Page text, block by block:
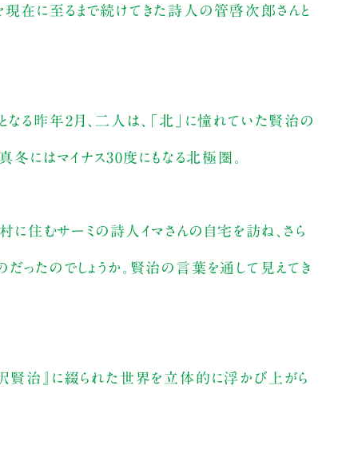
在に至るまで続けてきた詩人の管啓次郎さんと
る昨年2月、二人は、「北」に憧れていた賢治の
冬にはマイナス30度にもなる北極圏。
に住むサーミの詩人イマさんの自宅を訪ね、さら
ったのでしょうか。賢治の言葉を通して見えてき
賢治』に綴られた世界を立体的に浮かび上がら